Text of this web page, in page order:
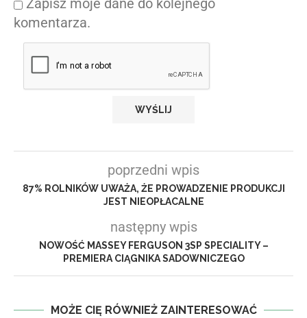
Zapisz moje dane do kolejnego
komentarza.
poprzedni wpis
87% ROLNIKÓW UWAŻA, ŻE PROWADZENIE PRODUKCJI
JEST NIEOPŁACALNE
następny wpis
NOWOŚĆ MASSEY FERGUSON 3SP SPECIALITY –
PREMIERA CIĄGNIKA SADOWNICZEGO
MOŻE CIĘ RÓWNIEŻ ZAINTERESOWAĆ